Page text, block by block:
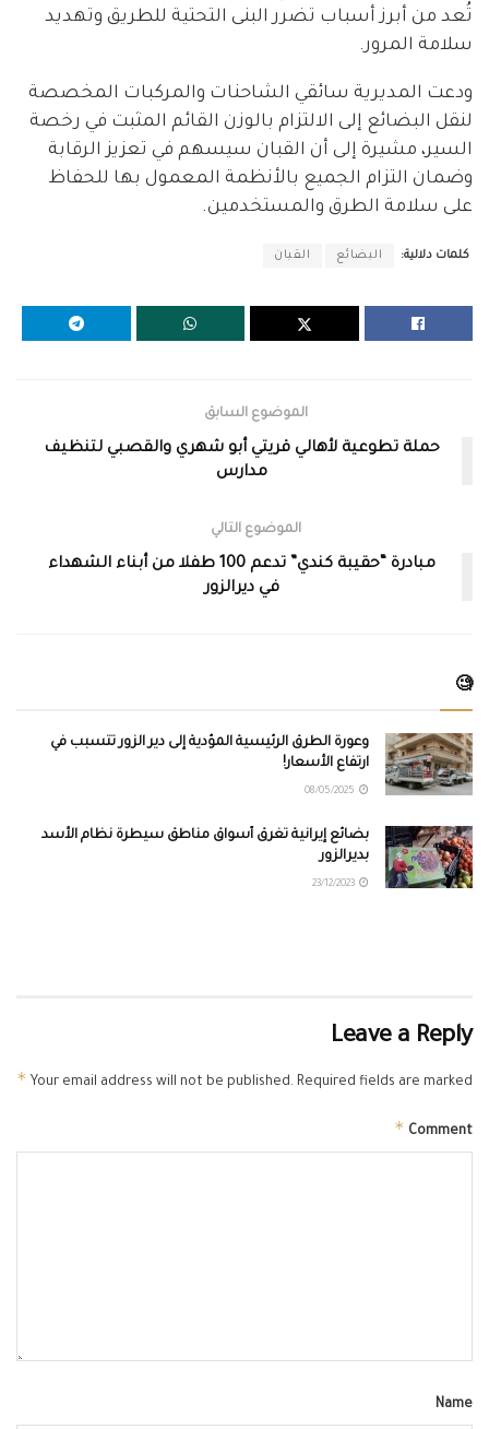
تُعد من أبرز أسباب تضرر البنى التحتية للطريق وتهديد
سلامة المرور.
ودعت المديرية سائقي الشاحنات والمركبات المخصصة
لنقل البضائع إلى الالتزام بالوزن القائم المثبت في رخصة
السير، مشيرة إلى أن القبان سيسهم في تعزيز الرقابة
وضمان التزام الجميع بالأنظمة المعمول بها للحفاظ
على سلامة الطرق والمستخدمين.
كلمات دلالية: البضائع القبان
الموضوع السابق
حملة تطوعية لأهالي قريتي أبو شهري والقصبي لتنظيف
مدارس
الموضوع التالي
مبادرة “حقيبة كندي” تدعم 100 طفلا من أبناء الشهداء
في ديرالزور
🧐
وعورة الطرق الرئيسية المؤدية إلى دير الزور تتسبب في
ارتفاع الأسعار!
بضائع إيرانية تغرق أسواق مناطق سيطرة نظام الأسد
بديرالزور
Leave a Reply
Your email address will not be published. Required fields are marked
*
Comment
*
Name